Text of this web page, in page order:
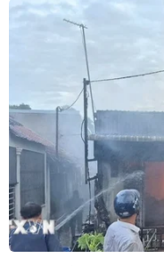
những khu đô thị
Nhà văn Nguyễn
lớn, đòi hỏi sự kết
chủ đầu tư dự án.
dân cư đều hình
đô thị mới. Bản
tích hợp một số hạ
phòng khám
phim.